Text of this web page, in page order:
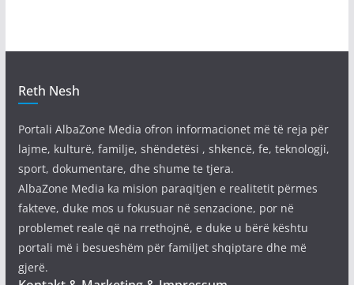
Reth Nesh
Portali AlbaZone Media ofron informacionet më të reja për
lajme, kulturë, familje, shëndetësi , shkencë, fe, teknologji,
sport, dokumentare, dhe shume te tjera.
AlbaZone Media ka mision paraqitjen e realitetit përmes
fakteve, duke mos u fokusuar në senzacione, por në
problemet reale që na rrethojnë, e duke u bërë kështu
portali më i besueshëm për familjet shqiptare dhe më
gjerë.